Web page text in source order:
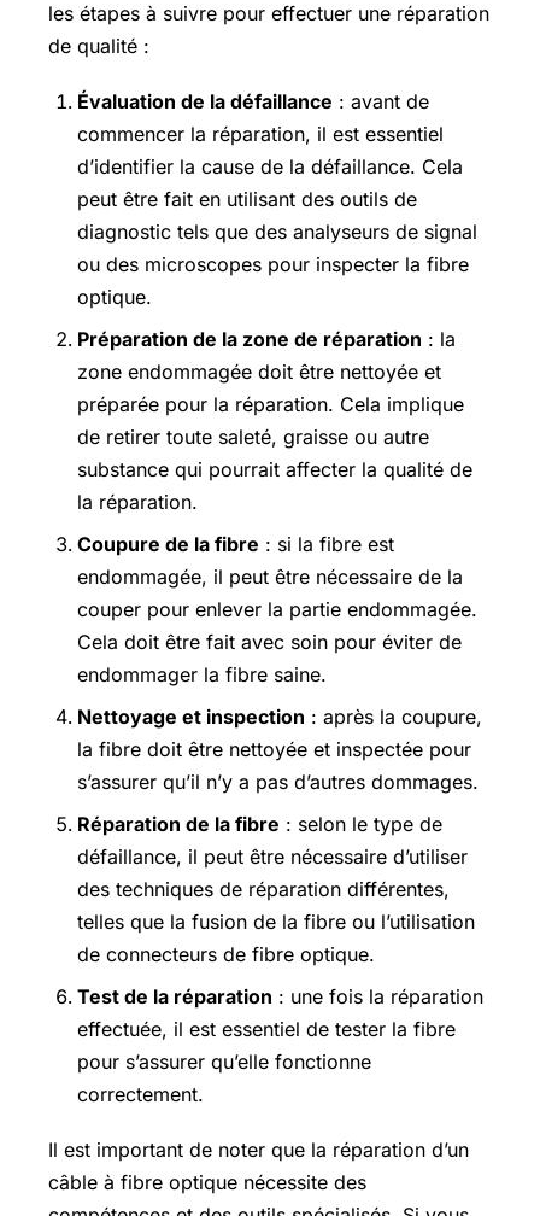
les étapes à suivre pour effectuer une réparation
de qualité :
Évaluation de la défaillance : avant de
commencer la réparation, il est essentiel
d’identifier la cause de la défaillance. Cela
peut être fait en utilisant des outils de
diagnostic tels que des analyseurs de signal
ou des microscopes pour inspecter la fibre
optique.
Préparation de la zone de réparation : la
zone endommagée doit être nettoyée et
préparée pour la réparation. Cela implique
de retirer toute saleté, graisse ou autre
substance qui pourrait affecter la qualité de
la réparation.
Coupure de la fibre : si la fibre est
endommagée, il peut être nécessaire de la
couper pour enlever la partie endommagée.
Cela doit être fait avec soin pour éviter de
endommager la fibre saine.
Nettoyage et inspection : après la coupure,
la fibre doit être nettoyée et inspectée pour
s’assurer qu’il n’y a pas d’autres dommages.
Réparation de la fibre : selon le type de
défaillance, il peut être nécessaire d’utiliser
des techniques de réparation différentes,
telles que la fusion de la fibre ou l’utilisation
de connecteurs de fibre optique.
Test de la réparation : une fois la réparation
effectuée, il est essentiel de tester la fibre
pour s’assurer qu’elle fonctionne
correctement.
Il est important de noter que la réparation d’un
câble à fibre optique nécessite des